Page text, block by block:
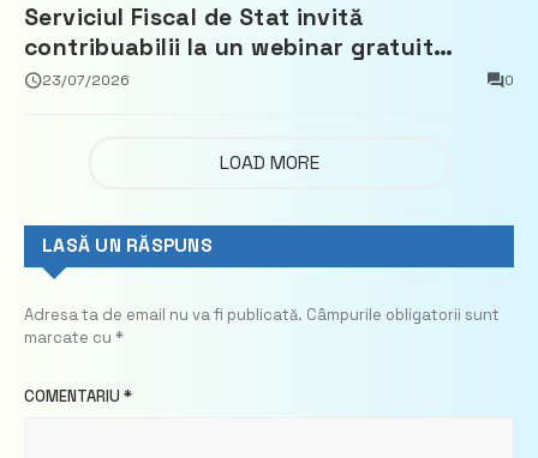
Serviciul Fiscal de Stat invită
contribuabilii la un webinar gratuit
privind calculul impozitului pe bunurile
23/07/2026 0
LOAD MORE
LASĂ UN RĂSPUNS
Adresa ta de email nu va fi publicată. Câmpurile obligatorii sunt
marcate cu *
COMENTARIU *